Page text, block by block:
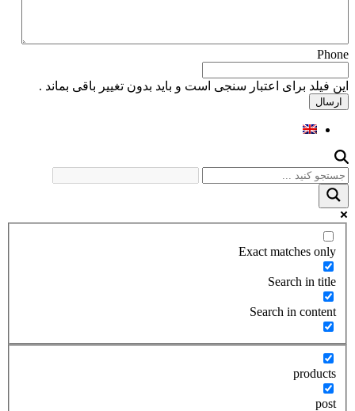
Phone
این فیلد برای اعتبار سنجی است و باید بدون تغییر باقی بماند .
Exact matches only
Search in title
Search in content
products
post